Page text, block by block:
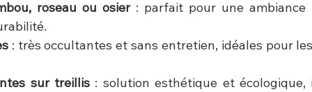
roseau ou osier : parfait pour une ambiance
: très occultantes et sans entretien, idéales pour
sur treillis : solution esthétique et écologique,